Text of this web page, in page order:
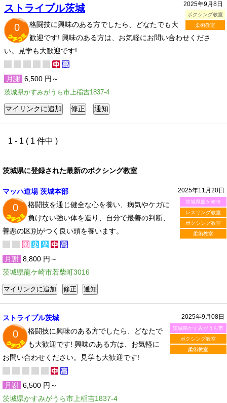
2025年9月8日
ボクシング教室
柔術教室
ストライプル茨城
0
格闘技に興味のある方でしたら、どなたでも大
歓迎です! 興味のある方は、お気軽にお問い合わせくださ
い。見学も大歓迎です!
月謝 6,500 円～
茨城県かすみがうら市上稲吉1837-4
1 - 1 ( 1 件中 )
茨城県に登録された最新のボクシング教室
2025年11月20日
茨城県龍ケ崎市
レスリング教室
ボクシング教室
柔術教室
マッハ道場 茨城本部
0
格闘技を通じ健全な心を養い、病気やケガに
負けない強い体を造り、自分で最善の判断、
善悪の区別がつく良い頭を養います。
月謝 8,800 円～
茨城県龍ケ崎市若柴町3016
2025年9月08日
茨城県かすみがうら市
ボクシング教室
柔術教室
ストライプル茨城
0
格闘技に興味のある方でしたら、どなたで
も大歓迎です! 興味のある方は、お気軽に
お問い合わせください。見学も大歓迎です!
月謝 6,500 円～
茨城県かすみがうら市上稲吉1837-4